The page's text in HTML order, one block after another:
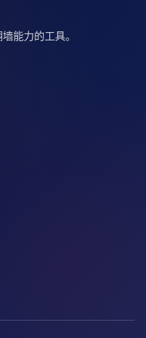
能力的工具。